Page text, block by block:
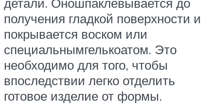
получения гладкой поверхности и
покрывается воском или
специальнымгелькоатом. Это
необходимо для того, чтобы
впоследствии легко отделить
готовое изделие от формы.